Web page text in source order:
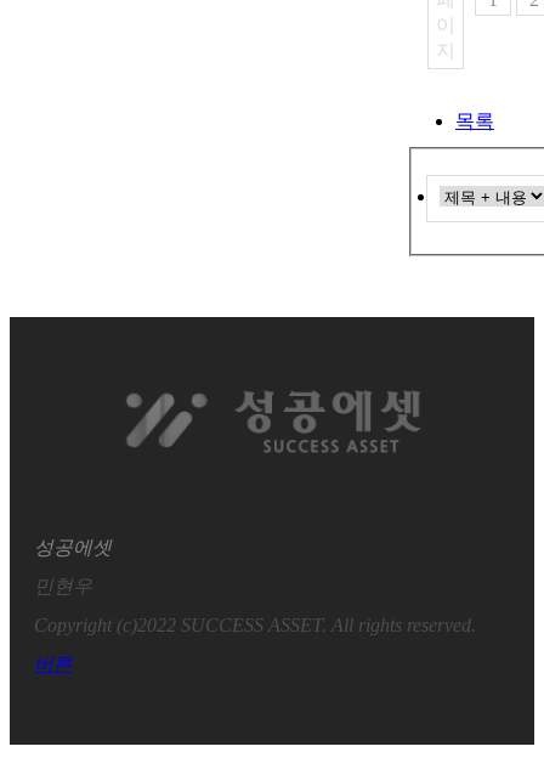
이
지
목록
성공에셋
민현우
Copyright (c)2022 SUCCESS ASSET. All rights reserved.
버튼